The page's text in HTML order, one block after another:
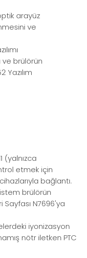
arayüz
ve
ve brülörün
Yazılım
(yalnızca
etmek için
bağlantı.
brülörün
Sayfası N7696'ya
iyonizasyon
nötr iletken PTC